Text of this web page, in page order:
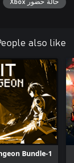
حالة حضور Xbox
also like
1-Bit Dungeon Bundle